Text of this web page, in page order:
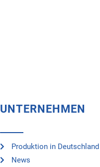
UNTERNEHMEN
Produktion in Deutschland
News